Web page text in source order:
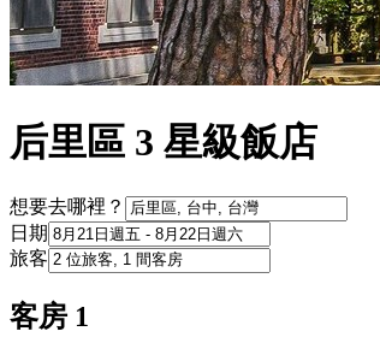
后里區 3 星級飯店
想要去哪裡？
日期
旅客
客房 1